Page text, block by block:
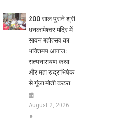
List
200 साल पुराने श्री
धनकामेश्वर मंदिर में
सावन महोत्सव का
भक्तिमय आगाज:
सत्यनारायण कथा
और महा रुद्राभिषेक
से गूंजा मोती कटरा
August 2, 2026